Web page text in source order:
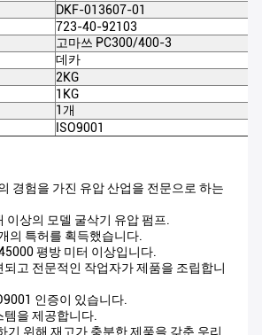
DKF-013607-01
723-40-92103
고마쓰 PC300/400-3
데카
2KG
1KG
1개
ISO9001
경험을 가진 유압 산업을 전문으로 하는
이상의 모델 굴삭기 유압 펌프.
의 특허를 획득했습니다.
평방 미터 이상입니다.
고 전문적인 작업자가 제품을 조립합니
인증이 있습니다.
을 제공합니다.
기 위해 재고가 충분한 제품을 갖춘 우리